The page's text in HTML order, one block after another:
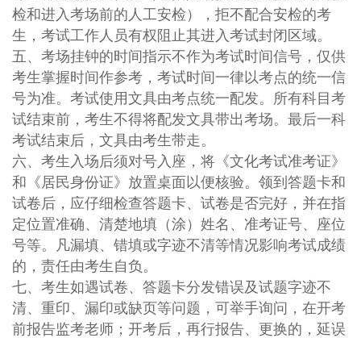
检和进入考场前的人工安检），拒不配合安检的考
生，考试工作人员有权阻止其进入考试封闭区域。
五、考场挂钟的时间指示不作为考试时间信号，仅供
考生掌握时间作参考，考试时间一律以考点的统一信
号为准。考试使用文具由考点统一配发。所有科目考
试结束前，考生不得将配发文具带出考场。最后一科
考试结束后，文具由考生带走。
六、考生入场后须对号入座，将《文化考试准考证》
和《居民身份证》放置桌面以便核验。领到答题卡和
试卷后，应仔细检查答题卡、试卷是否完好，并在指
定位置准确、清楚地填（涂）姓名、准考证号、座位
号等。凡漏填、错填或字迹不清等情况影响考试成绩
的，责任由考生自负。
七、考生如遇试卷、答题卡分发错误及试题字迹不
清、重印、漏印或缺页等问题，可举手询问，在开考
前报告监考老师；开考后，再行报告、更换的，延误